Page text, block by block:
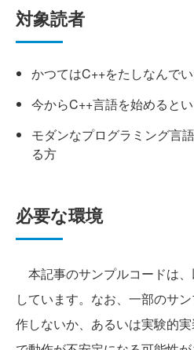
対象読者
かつてはC++をたしなんで
今からC++言語を始めると
モダンなプログラミング言
る方
必要な環境
本記事のサンプルコードは
しています。なお、一部のサ
作しないか、あるいは実験的